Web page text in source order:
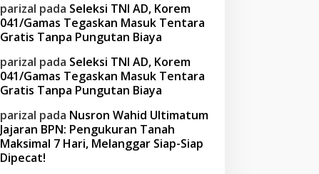
parizal pada Seleksi TNI AD, Korem
041/Gamas Tegaskan Masuk Tentara
Gratis Tanpa Pungutan Biaya
parizal pada Seleksi TNI AD, Korem
041/Gamas Tegaskan Masuk Tentara
Gratis Tanpa Pungutan Biaya
parizal pada Nusron Wahid Ultimatum
Jajaran BPN: Pengukuran Tanah
Maksimal 7 Hari, Melanggar Siap-Siap
Dipecat!